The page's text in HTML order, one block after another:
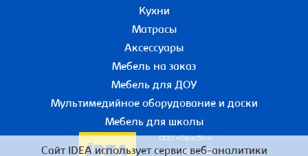
Кухни
Матрасы
Аксессуары
Мебель на заказ
Мебель для ДОУ
Мультимедийное оборудование и доски
Мебель для школы
ООО «Офис51+»
ИНН 5190055780
Сайт IDEA использует сервис веб-аналитики